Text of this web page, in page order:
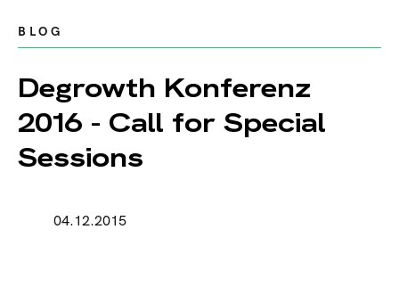
BLOG
Degrowth Konferenz
2016 - Call for Special
Sessions
04.12.2015